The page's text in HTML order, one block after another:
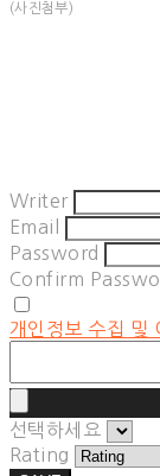
(사진첨부)
Writer
Email
Password
Confirm
개인정보 수집 및
선택하세요
Rating